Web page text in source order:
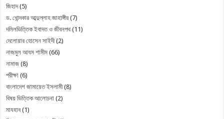
জিহাদ(5)
ড. খোন্দকার আব্দুল্লাহ জাহাঙ্গীর (7)
দলিলভিত্তিক ইবাদত ও জীবনপথ(11)
দেলোয়ার হোসেন সাইদী(2)
নাজমুল আযম শামীম (66)
নামাজ (8)
পরীক্ষা (6)
বাংলাদেশ জামায়েত ইসলামী(8)
বিষয় ভিত্তিক আলোচনা (2)
মাযহাব (1)